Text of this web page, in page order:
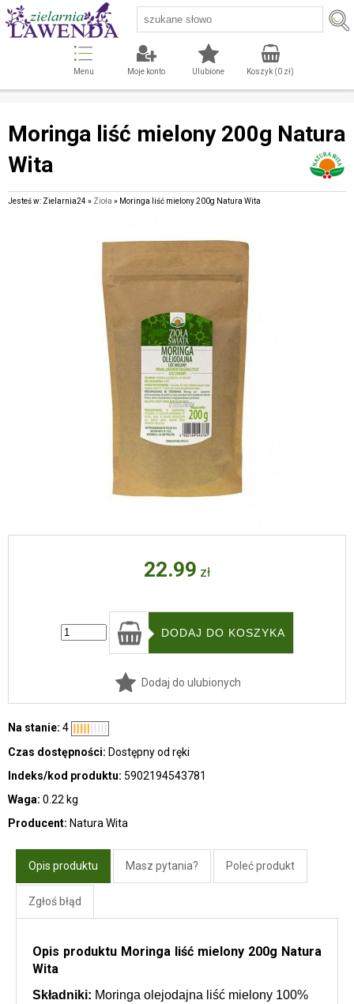
Menu Moje konto Ulubione Koszyk (0zł)
Moringa liść mielony 200g Natura
Wita
Jesteś w: Zielarnia24 » Zioła » Moringa liść mielony 200g Natura Wita
22.99 zł
Dodaj do ulubionych
Na stanie: 4
Czas dostępności: Dostępny od ręki
Indeks/kod produktu: 5902194543781
Waga: 0.22 kg
Producent: Natura Wita
Opis produktu Masz pytania? Poleć produkt
Zgłoś błąd
Opis produktu Moringa liść mielony 200g Natura
Wita
Składniki: Moringa olejodajna liść mielony 100%